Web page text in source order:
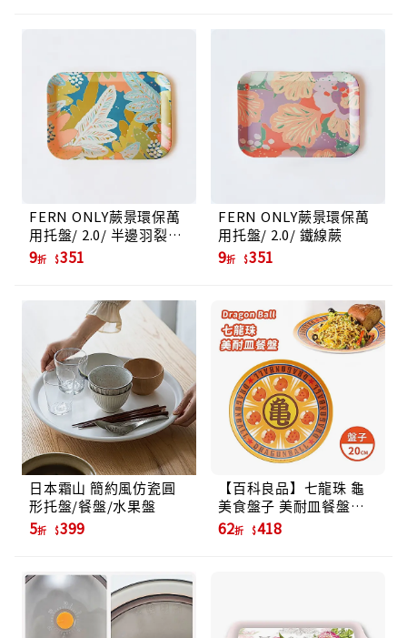
FERN ONLY蕨景環保萬
用托盤/ 2.0/ 半邊羽裂鳳
尾蕨
9折 351
FERN ONLY蕨景環保萬
用托盤/ 2.0/ 鐵線蕨
9折 351
日本霜山 簡約風仿瓷圓
形托盤/餐盤/水果盤
5折 399
【百科良品】七龍珠 龜
美食盤子 美耐皿餐盤
20CM (日本境內版)
62折 418